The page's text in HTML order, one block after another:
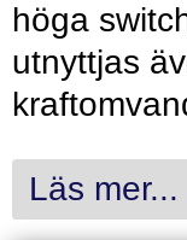
höga
utnyttjas
Läs mer...